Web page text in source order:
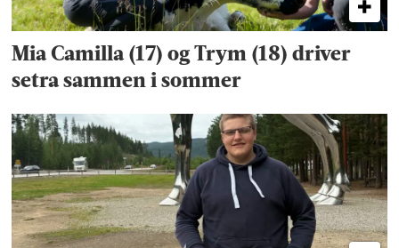
Mia Camilla (17) og Trym (18) driver
setra sammen i sommer